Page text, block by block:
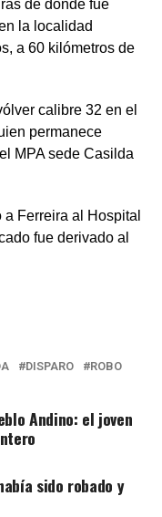
de donde fue
la localidad
a 60 kilómetros de
calibre 32 en el
permanece
MPA sede Casilda
Ferreira al Hospital
fue derivado al
DISPARO ROBO
Andino: el joven
sido robado y